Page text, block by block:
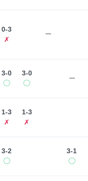
0-3
✗
ー
3-0
◯
3-0
◯
ー
1-3
✗
1-3
✗
3-2
◯
3-1
◯